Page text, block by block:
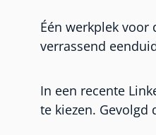
Één werkplek voor
verrassend
In een recente
te kiezen. Gevolgd